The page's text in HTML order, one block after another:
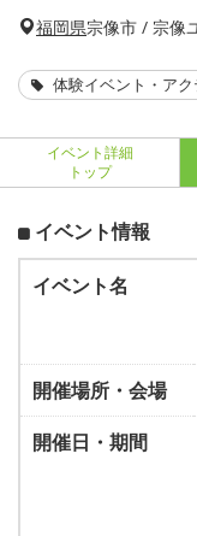
福岡県宗像市 / 宗像
体験イベント・アク
イベント詳細
トップ
イベント情報
イベント名
開催場所・会場
開催日・期間